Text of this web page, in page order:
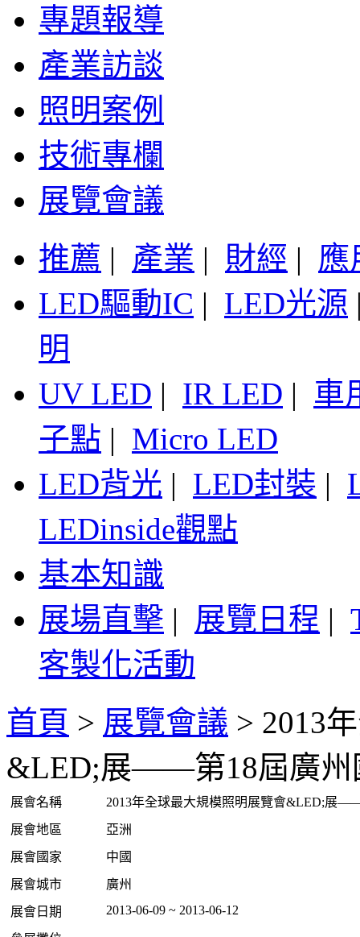
專題報導
產業訪談
照明案例
技術專欄
展覽會議
推薦 | 產業 | 財經 | 應
LED驅動IC | LED光源
明
UV LED | IR LED | 車
子點 | Micro LED
LED背光 | LED封裝 |
LEDinside觀點
基本知識
展場直擊 | 展覽日程 |
客製化活動
首頁 > 展覽會議 > 2013
&LED;展——第18屆廣州
展會名稱
2013年全球最大規模照明展覽會&LED;展
展會地區
亞洲
展會國家
中國
展會城市
廣州
展會日期
2013-06-09 ~ 2013-06-12